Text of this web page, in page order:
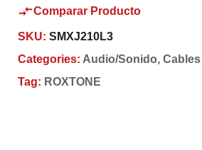
Comparar Producto
SKU: SMXJ210L3
Categories: Audio/Sonido, Cables
Tag: ROXTONE